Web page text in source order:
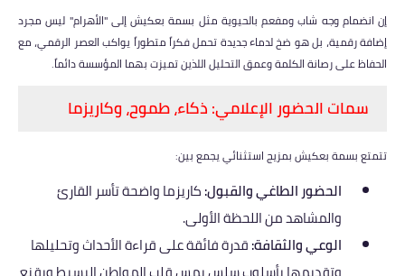
​إن انضمام وجه شاب ومفعم بالحيوية مثل بسمة بعكيش إلى "الأهرام" ليس مجرد
إضافة رقمية، بل هو ضخ لدماء جديدة تحمل فكراً متطوراً يواكب العصر الرقمي، مع
الحفاظ على رصانة الكلمة وعمق التحليل اللذين تميزت بهما المؤسسة دائماً.
سمات الحضور الإعلامي: ذكاء، طموح، وكاريزما
​تتمتع بسمة بعكيش بمزيج استثنائي يجمع بين:
الحضور الطاغي والقبول:كاريزما واضحة تأسر القارئ
والمشاهد من اللحظة الأولى.
الوعي والثقافة:قدرة فائقة على قراءة الأحداث وتحليلها